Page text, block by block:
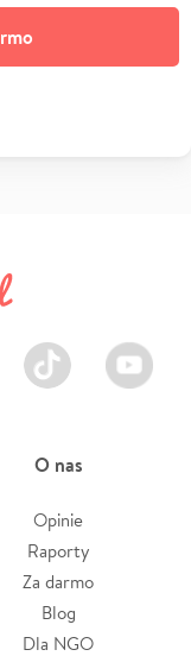
TikTok Youtube
O nas
Opinie
Raporty
Za darmo
Blog
Dla NGO